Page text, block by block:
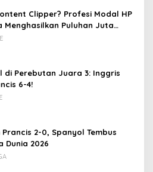
Clipper? Profesi Modal HP
Menghasilkan Puluhan Juta
di Perebutan Juara 3: Inggris
6-4!
Prancis 2-0, Spanyol Tembus
Dunia 2026